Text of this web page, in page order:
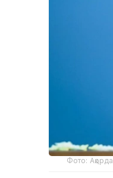
Фото: Ақорда